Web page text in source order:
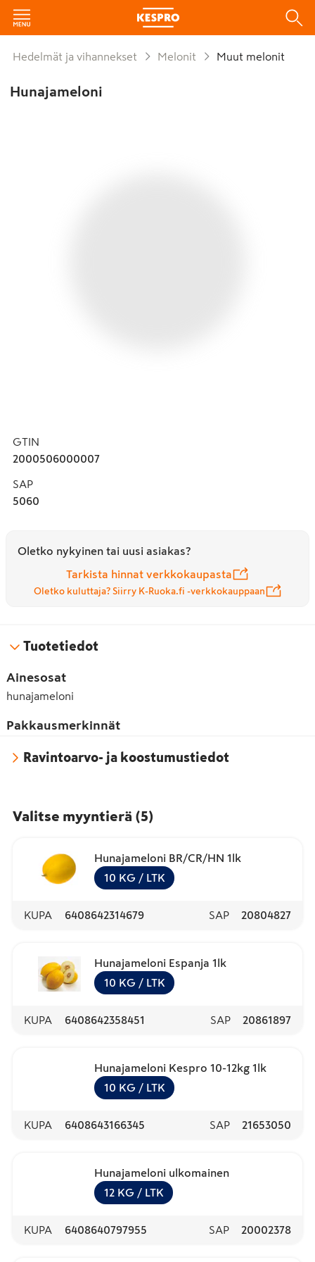
Hedelmät ja vihannekset Melonit Muut melonit
Hunajameloni
GTIN
2000506000007
SAP
5060
Oletko nykyinen tai uusi asiakas?
Tarkista hinnat verkkokaupasta
Oletko kuluttaja? Siirry K-Ruoka.fi -verkkokauppaan
Tuotetiedot
Ainesosat
hunajameloni
Pakkausmerkinnät
Ravintoarvo- ja koostumustiedot
Valitse myyntierä (5)
Hunajameloni BR/CR/HN 1lk
10 KG / LTK
KUPA 6408642314679 SAP 20804827
Hunajameloni Espanja 1lk
10 KG / LTK
KUPA 6408642358451 SAP 20861897
Hunajameloni Kespro 10-12kg 1lk
10 KG / LTK
KUPA 6408643166345 SAP 21653050
Hunajameloni ulkomainen
12 KG / LTK
KUPA 6408640797955 SAP 20002378